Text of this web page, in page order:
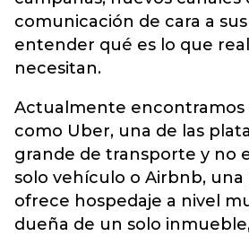
comunicación de cara a
entender qué es lo que
necesitan.
Actualmente encontramos
como Uber, una de las
grande de transporte y no
solo vehículo o Airbnb,
ofrece hospedaje a nivel
dueña de un solo